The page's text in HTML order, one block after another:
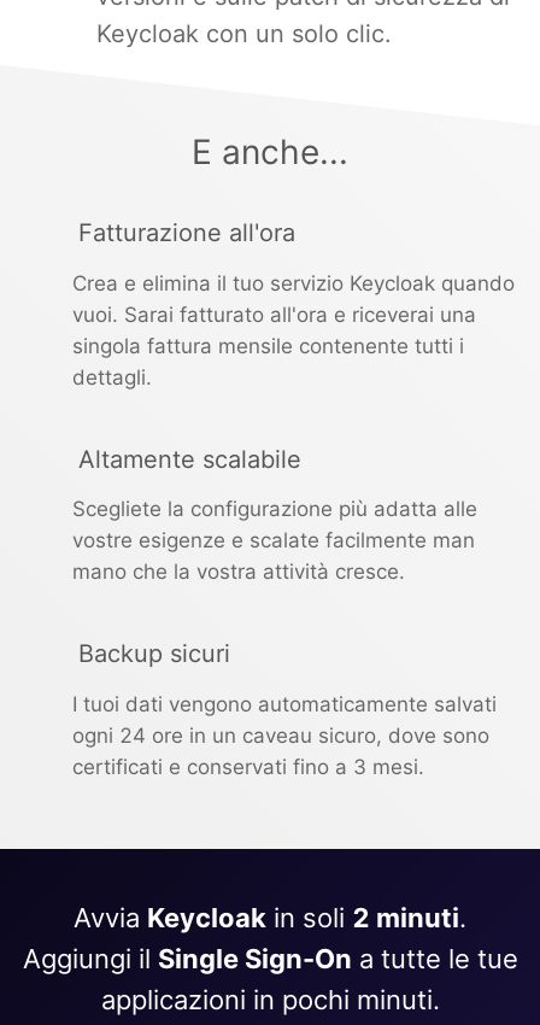
Keycloak con un solo clic.
E anche...
Fatturazione all'ora
Crea e elimina il tuo servizio Keycloak quando
vuoi. Sarai fatturato all'ora e riceverai una
singola fattura mensile contenente tutti i
dettagli.
Altamente scalabile
Scegliete la configurazione più adatta alle
vostre esigenze e scalate facilmente man
mano che la vostra attività cresce.
Backup sicuri
I tuoi dati vengono automaticamente salvati
ogni 24 ore in un caveau sicuro, dove sono
certificati e conservati fino a 3 mesi.
Avvia Keycloak in soli 2 minuti.
Aggiungi il Single Sign-On a tutte le tue
applicazioni in pochi minuti.